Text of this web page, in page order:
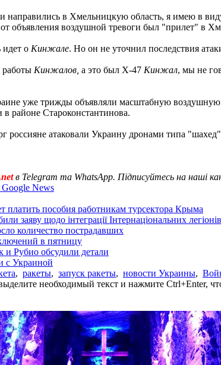
направились в Хмельницкую область, я имею в
объявления воздушной тревоги был "прилет" в
идет о Кинжале. Но он не уточнил последствия
работы Кинжалов, а это был Х-47 Кинжал, мы не
уже трижды объявляли масштабную
районе Староконстантинова.
россияне атаковали Украину дронами типа
в Telegram та WhatsApp. Підписуйтесь на наші
News
платить пособия работникам турсектора Крыма
заяву щодо інтеграції Інтернаціональних легіонів
количество пострадавших
в пятницу
и Рубио обсудили детали
с Украиной
, ракеты, запуск ракеты, новости Украины,
необходимый текст и нажмите Ctrl+Enter,